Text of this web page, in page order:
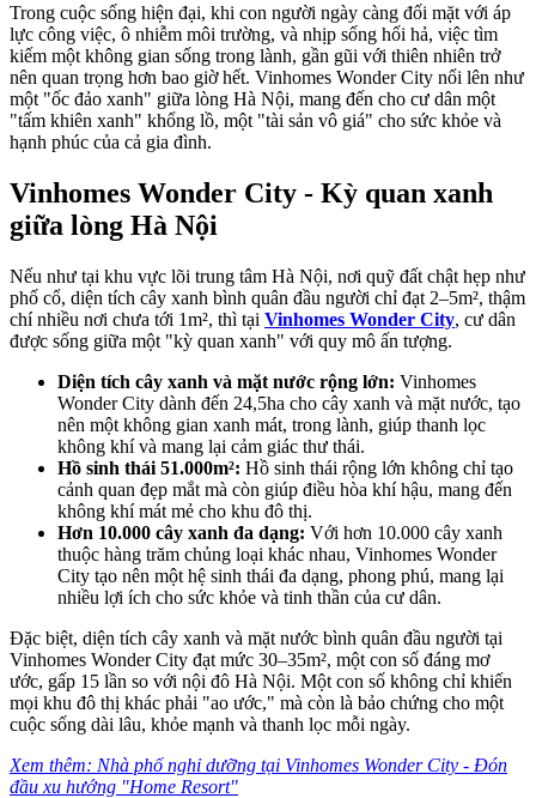
Trong cuộc sống hiện đại, khi con người ngày càng đối mặt với áp
lực công việc, ô nhiễm môi trường, và nhịp sống hối hả, việc tìm
kiếm một không gian sống trong lành, gần gũi với thiên nhiên trở
nên quan trọng hơn bao giờ hết. Vinhomes Wonder City nổi lên như
một "ốc đảo xanh" giữa lòng Hà Nội, mang đến cho cư dân một
"tấm khiên xanh" khổng lồ, một "tài sản vô giá" cho sức khỏe và
hạnh phúc của cả gia đình.
Vinhomes Wonder City - Kỳ quan xanh
giữa lòng Hà Nội
Nếu như tại khu vực lõi trung tâm Hà Nội, nơi quỹ đất chật hẹp như
phố cổ, diện tích cây xanh bình quân đầu người chỉ đạt 2–5m², thậm
chí nhiều nơi chưa tới 1m², thì tại Vinhomes Wonder City, cư dân
được sống giữa một "kỳ quan xanh" với quy mô ấn tượng.
Diện tích cây xanh và mặt nước rộng lớn: Vinhomes
Wonder City dành đến 24,5ha cho cây xanh và mặt nước, tạo
nên một không gian xanh mát, trong lành, giúp thanh lọc
không khí và mang lại cảm giác thư thái.
Hồ sinh thái 51.000m²: Hồ sinh thái rộng lớn không chỉ tạo
cảnh quan đẹp mắt mà còn giúp điều hòa khí hậu, mang đến
không khí mát mẻ cho khu đô thị.
Hơn 10.000 cây xanh đa dạng: Với hơn 10.000 cây xanh
thuộc hàng trăm chủng loại khác nhau, Vinhomes Wonder
City tạo nên một hệ sinh thái đa dạng, phong phú, mang lại
nhiều lợi ích cho sức khỏe và tinh thần của cư dân.
Đặc biệt, diện tích cây xanh và mặt nước bình quân đầu người tại
Vinhomes Wonder City đạt mức 30–35m², một con số đáng mơ
ước, gấp 15 lần so với nội đô Hà Nội. Một con số không chỉ khiến
mọi khu đô thị khác phải "ao ước," mà còn là bảo chứng cho một
cuộc sống dài lâu, khỏe mạnh và thanh lọc mỗi ngày.
Xem thêm: Nhà phố nghỉ dưỡng tại Vinhomes Wonder City - Đón
đầu xu hướng "Home Resort"